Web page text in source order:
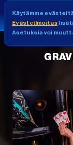
Käytämme
Evästeilmoitus
Asetuksia voi